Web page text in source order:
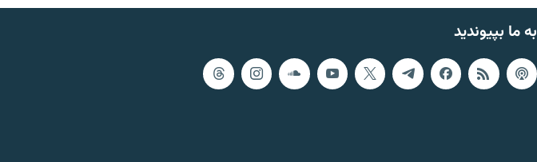
به ما بپیوندید